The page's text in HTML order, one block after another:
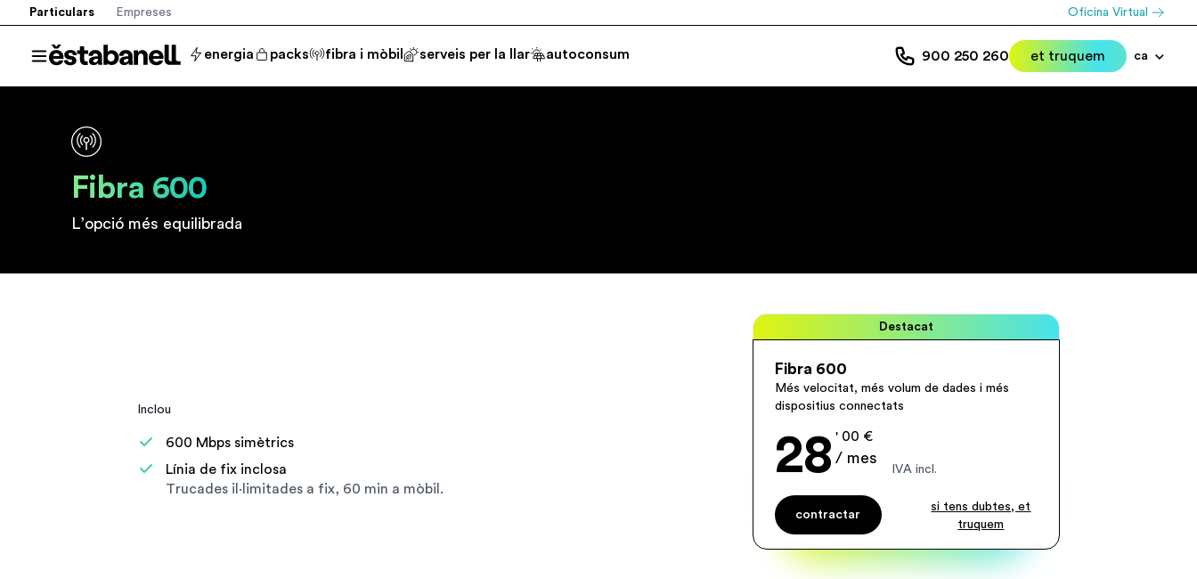
Particulars Empreses Oficina Virtual
Obrir el menú
Estabanell energia packs fibra i mòbil serveis per la llar autoconsum 900 250 260 et truquem ca
Fibra 600
L’opció més equilibrada
Inclou
600 Mbps simètrics
Línia de fix inclosa
Trucades il·limitades a fix, 60 min a mòbil.
Destacat
Fibra 600
Més velocitat, més volum de dades i més
dispositius connectats
28 ' 00 €
/ mes
IVA incl.
contractar
si tens dubtes, et
truquem